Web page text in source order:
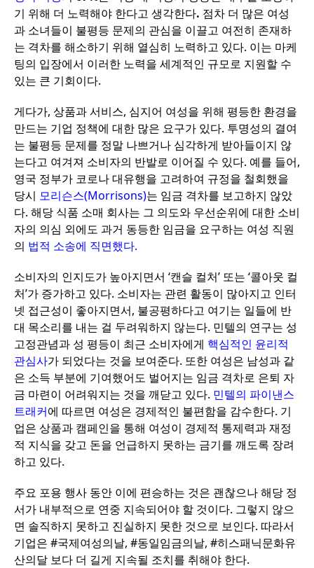
기 위해 더 노력해야 한다고 생각한다. 점차 더 많은 여성
과 소녀들이 불평등 문제의 관심을 이끌고 여전히 존재하
는 격차를 해소하기 위해 열심히 노력하고 있다. 이는 마케
팅의 입장에서 이러한 노력을 세계적인 규모로 지원할 수
있는 큰 기회이다.
게다가, 상품과서비스, 심지어 여성을 위해 평등한 환경을
만드는 기업 정책에 대한 많은 요구가 있다. 투명성의 결여
는 불평등 문제를 정말 나쁘거나 심각하게 받아들이지 않
는다고 여겨져 소비자의 반발로 이어질 수 있다. 예를 들어,
영국 정부가 코로나대유행을 고려하여 규정을 철회했을
당시 모리슨스(Morrisons)는 임금 격차를 보고하지 않았
다. 해당 식품 소매 회사는 그 의도와 우선순위에 대한 소비
자의 의심 외에도 과거 동등한 임금을 요구하는 여성 직원
의 법적 소송에 직면했다.
소비자의 인지도가 높아지면서 ‘캔슬 컬처’ 또는 ‘콜아웃 컬
처’가 증가하고 있다. 소비자는 관련 활동이 많아지고 인터
넷 접근성이 좋아지면서, 불공평하다고 여기는 일들에 반
대 목소리를 내는 걸 두려워하지 않는다. 민텔의 연구는 성
고정관념과 성 평등이 최근 소비자에게 핵심적인 윤리적
관심사가 되었다는 것을 보여준다. 또한 여성은 남성과 같
은 소득 부분에 기여했어도 벌어지는 임금 격차로 은퇴 자
금 마련이 어려워지는 것을 깨닫고 있다. 민텔의 파이낸스
트래커에 따르면 여성은 경제적인 불편함을 감수한다. 기
업은 상품과 캠페인을 통해 여성이 경제적 통제력과재정
적 지식을 갖고 돈을 언급하지 못하는 금기를 깨도록 장려
하고 있다.
주요 포용 행사 동안 이에 편승하는 것은 괜찮으나해당 정
서가 내부적으로 연중 지속되어야 할 것이다. 그렇지 않으
면 솔직하지 못하고 진실하지 못한 것으로 보인다. 따라서
기업은 #국제여성의날, #동일임금의날, #히스패닉문화유
산의달 보다 더 길게 지속될 조치를 취해야 한다.